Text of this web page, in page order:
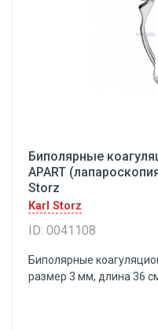
Биполярные
APART
Storz
Karl Storz
ID: 0041108
Биполярные
размер 3 мм, длина 36